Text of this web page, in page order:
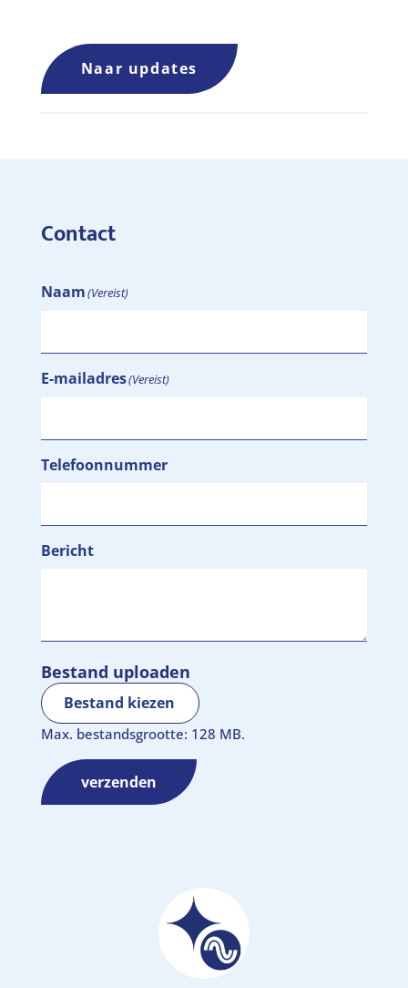
Naar updates
Contact
Naam(Vereist)
E-mailadres(Vereist)
Telefoonnummer
Bericht
Bestand kiezen
Max. bestandsgrootte: 128 MB.
Bestand uploaden
verzenden